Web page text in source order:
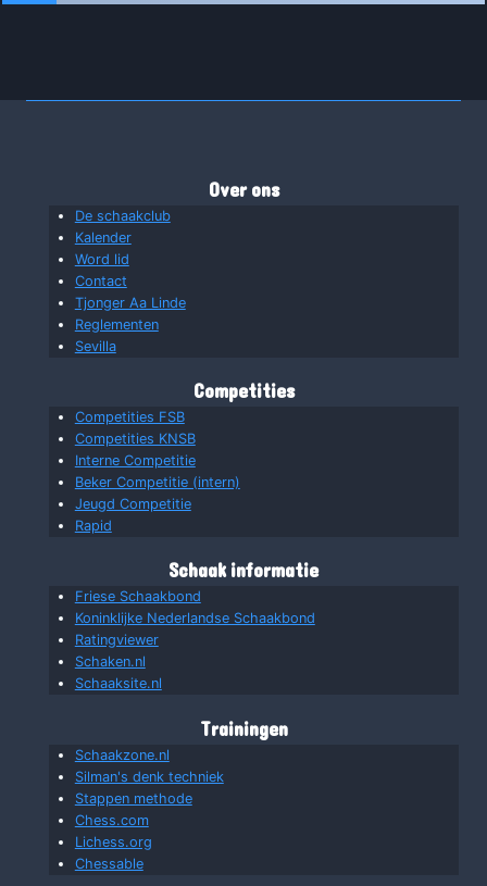
Over ons
De schaakclub
Kalender
Word lid
Contact
Tjonger Aa Linde
Reglementen
Sevilla
Competities
Competities FSB
Competities KNSB
Interne Competitie
Beker Competitie (intern)
Jeugd Competitie
Rapid
Schaak informatie
Friese Schaakbond
Koninklijke Nederlandse Schaakbond
Ratingviewer
Schaken.nl
Schaaksite.nl
Trainingen
Schaakzone.nl
Silman's denk techniek
Stappen methode
Chess.com
Lichess.org
Chessable